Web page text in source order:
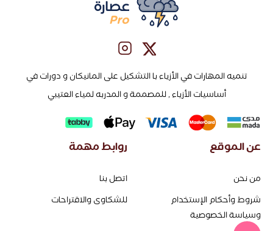
تنميه المهارات في الأزياء با التشكيل على المانيكان و دورات في
أساسيات الأزياء , للمصممة و المدربه لمياء العتيبي
عن الموقع
من نحن
شروط وأحكام الإستخدام
وسياسة الخصوصية
روابط مهمة
اتصل بنا
للشكاوى والاقتراحات